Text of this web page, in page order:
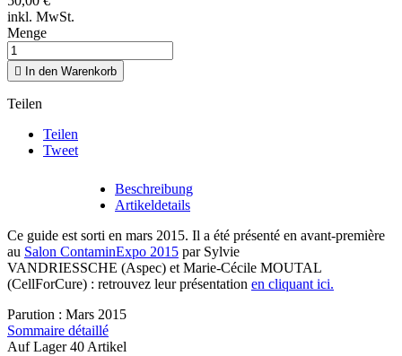
inkl. MwSt.
Menge
 In den Warenkorb
Teilen
Teilen
Tweet
Beschreibung
Artikeldetails
Ce guide est sorti en mars 2015. Il a été présenté en avant-première
au Salon ContaminExpo 2015 par Sylvie
VANDRIESSCHE (Aspec) et Marie-Cécile MOUTAL
(CellForCure) : retrouvez leur présentation en cliquant ici.
Parution : Mars 2015
Sommaire détaillé
Auf Lager 40 Artikel